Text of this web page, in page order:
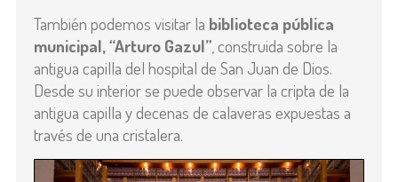
También podemos visitar la biblioteca pública
municipal, “Arturo Gazul” , construida sobre la
antigua capilla del hospital de San Juan de Dios.
Desde su interior se puede observar la cripta de la
antigua capilla y decenas de calaveras expuestas a
través de una cristalera.